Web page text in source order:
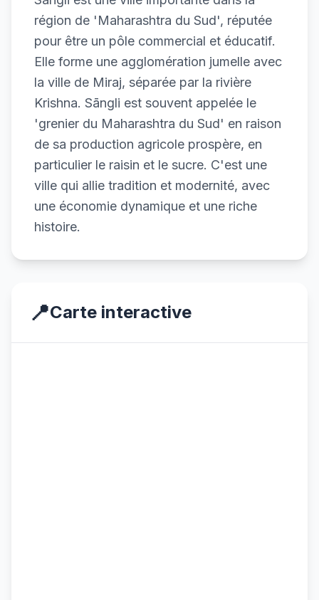
région de 'Maharashtra du Sud', réputée
pour être un pôle commercial et éducatif.
Elle forme une agglomération jumelle avec
la ville de Miraj, séparée par la rivière
Krishna. Sāngli est souvent appelée le
'grenier du Maharashtra du Sud' en raison
de sa production agricole prospère, en
particulier le raisin et le sucre. C'est une
ville qui allie tradition et modernité, avec
une économie dynamique et une riche
histoire.
📍Carte interactive